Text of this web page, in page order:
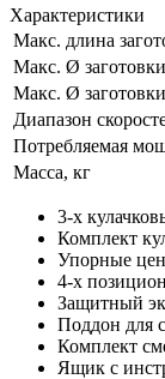
Характеристики
Макс. длина
Макс. Ø
Макс. Ø
Диапазон
Потребляемая
Масса, кг
3-х
Комплект
Упорные
4-х
Защитный
Поддон для
Комплект
Ящик с